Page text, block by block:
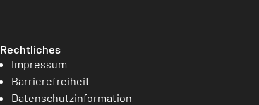
Rechtliches
Impressum
Barrierefreiheit
Datenschutzinformation